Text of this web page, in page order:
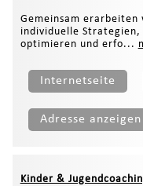
Gemeinsam erarbeiten
individuelle Strategien,
optimieren und erfo...
Internetseite
Adresse anzeigen
Kinder &